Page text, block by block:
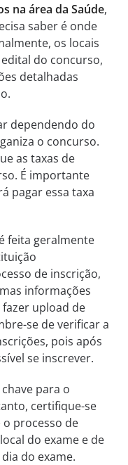
na área da Saúde,
saber é onde
os locais
do concurso,
detalhadas
dependendo do
o concurso.
as taxas de
É importante
pagar essa taxa
feita geralmente
de inscrição,
informações
fazer upload de
se de verificar a
pois após
se inscrever.
para o
certifique-se
processo de
do exame e de
do exame.